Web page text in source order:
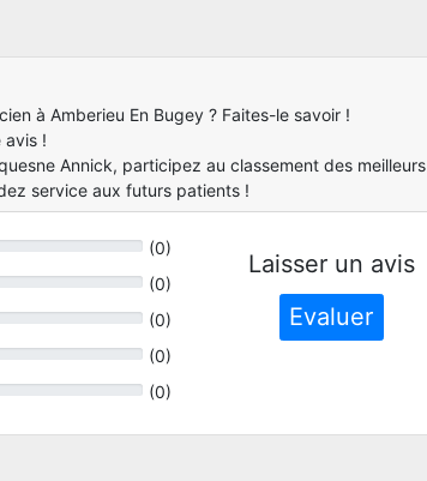
à Amberieu En Bugey ? Faites-le savoir !
avis !
Annick, participez au classement des meilleurs
service aux futurs patients !
(0)
(0)
(0)
(0)
(0)
Laisser un avis
Evaluer